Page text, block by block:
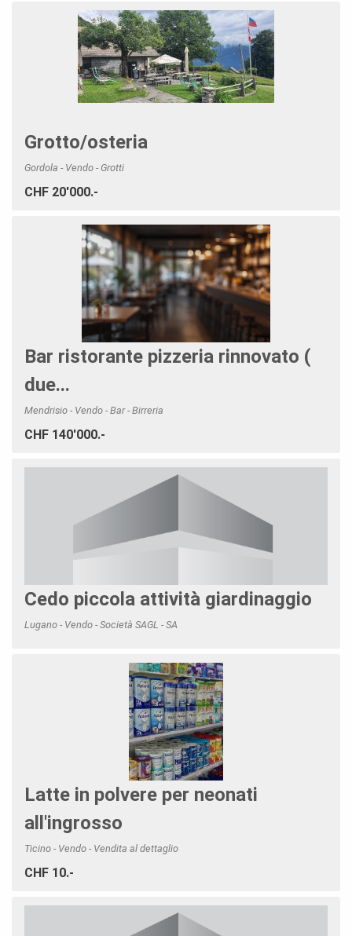
Grotto/osteria
Gordola - Vendo - Grotti
CHF 20'000.-
Bar ristorante pizzeria rinnovato (
due...
Mendrisio - Vendo - Bar - Birreria
CHF 140'000.-
Cedo piccola attività giardinaggio
Lugano - Vendo - Società SAGL - SA
Latte in polvere per neonati
all'ingrosso
Ticino - Vendo - Vendita al dettaglio
CHF 10.-